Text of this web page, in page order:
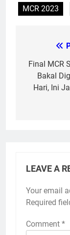
MCR 2023
Final MCR
Bakal
Hari, Ini
LEAVE A
Your email
Required
Comment *